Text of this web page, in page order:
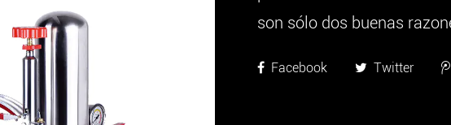
son sólo dos buenas
Facebook Twitter